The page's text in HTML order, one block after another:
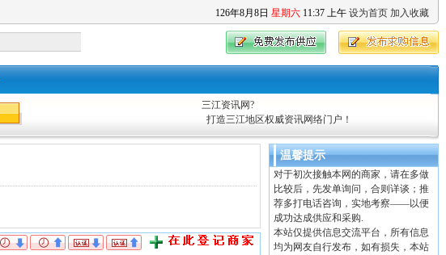
126年8月 8日 星期六 11:37 上午 设为首页 加入收藏
三江资讯网?
打造三江地区权威资讯网络门户！
温馨提示
对于初次接触本网的商家，请在多做
比较后，先发单询问，合则详谈；推
荐多打电话咨询，实地考察——以便
成功达成供应和采购.
本站仅提供信息交流平台，所有信息
均为网友自行发布，如有损失，本站